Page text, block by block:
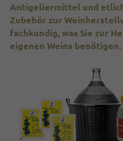
Antigelier­mittel und
Zubehör zur
fachkundig, was Sie zur
eigenen Weins benötigen.